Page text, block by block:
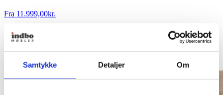
Samtykke Detaljer Om
Fra 11.999,00kr.
Se produkt